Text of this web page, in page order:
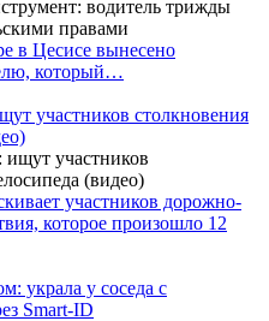
в Цесисе вынесено
который…
участников столкновения
участников дорожно-
которое произошло 12
украла у соседа с
Smart-ID